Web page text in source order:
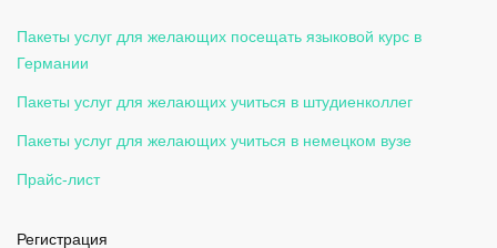
Пакеты услуг для желающих посещать языковой курс в
Германии
Пакеты услуг для желающих учиться в штудиенколлег
Пакеты услуг для желающих учиться в немецком вузе
Прайс-лист
Регистрация